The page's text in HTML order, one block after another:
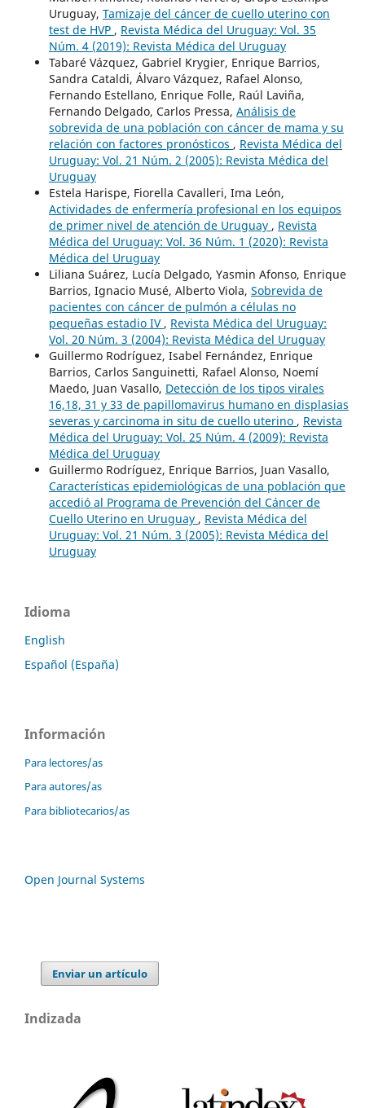
Uruguay, Tamizaje del cáncer de cuello uterino con
test de HVP , Revista Médica del Uruguay: Vol. 35
Núm. 4 (2019): Revista Médica del Uruguay
Tabaré Vázquez, Gabriel Krygier, Enrique Barrios,
Sandra Cataldi, Álvaro Vázquez, Rafael Alonso,
Fernando Estellano, Enrique Folle, Raúl Laviña,
Fernando Delgado, Carlos Pressa, Análisis de
sobrevida de una población con cáncer de mama y su
relación con factores pronósticos , Revista Médica del
Uruguay: Vol. 21 Núm. 2 (2005): Revista Médica del
Uruguay
Estela Harispe, Fiorella Cavalleri, Ima León,
Actividades de enfermería profesional en los equipos
de primer nivel de atención de Uruguay , Revista
Médica del Uruguay: Vol. 36 Núm. 1 (2020): Revista
Médica del Uruguay
Liliana Suárez, Lucía Delgado, Yasmin Afonso, Enrique
Barrios, Ignacio Musé, Alberto Viola, Sobrevida de
pacientes con cáncer de pulmón a células no
pequeñas estadio IV , Revista Médica del Uruguay:
Vol. 20 Núm. 3 (2004): Revista Médica del Uruguay
Guillermo Rodríguez, Isabel Fernández, Enrique
Barrios, Carlos Sanguinetti, Rafael Alonso, Noemí
Maedo, Juan Vasallo, Detección de los tipos virales
16,18, 31 y 33 de papillomavirus humano en displasias
severas y carcinoma in situ de cuello uterino , Revista
Médica del Uruguay: Vol. 25 Núm. 4 (2009): Revista
Médica del Uruguay
Guillermo Rodríguez, Enrique Barrios, Juan Vasallo,
Características epidemiológicas de una población que
accedió al Programa de Prevención del Cáncer de
Cuello Uterino en Uruguay , Revista Médica del
Uruguay: Vol. 21 Núm. 3 (2005): Revista Médica del
Uruguay
Idioma
English
Español (España)
Información
Para lectores/as
Para autores/as
Para bibliotecarios/as
Open Journal Systems
Enviar un artículo
Indizada